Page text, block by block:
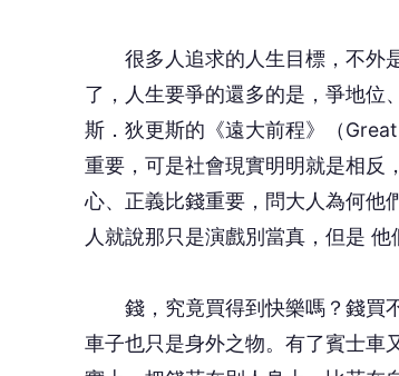
很多人追求的人生目標，不外是
了，人生要爭的還多的是，爭地位
斯．狄更斯的《遠大前程》（
重要，可是社會現實明明就是相反
心、正義比錢重要，問大人為何他
人就說那只是演戲別當真，但是 他
錢，究竟買得到快樂嗎？錢買不
車子也只是身外之物。有了賓士車